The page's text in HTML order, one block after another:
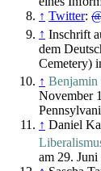
↑ Twitter:
↑ Inschrift
dem
Cemetery)
↑ Benjamin
November
↑ Daniel
am 29. Juni